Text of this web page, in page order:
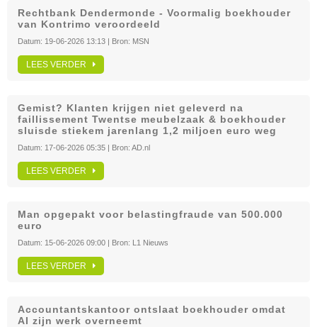
Rechtbank Dendermonde - Voormalig boekhouder
van Kontrimo veroordeeld
Datum: 19-06-2026 13:13 | Bron: MSN
LEES VERDER
Gemist? Klanten krijgen niet geleverd na
faillissement Twentse meubelzaak & boekhouder
sluisde stiekem jarenlang 1,2 miljoen euro weg
Datum: 17-06-2026 05:35 | Bron: AD.nl
LEES VERDER
Man opgepakt voor belastingfraude van 500.000
euro
Datum: 15-06-2026 09:00 | Bron: L1 Nieuws
LEES VERDER
Accountantskantoor ontslaat boekhouder omdat
AI zijn werk overneemt